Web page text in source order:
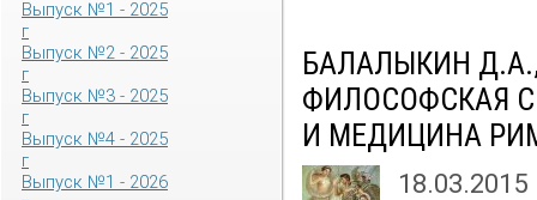
Выпуск №1 - 2025
г
Выпуск №2 - 2025
г
Выпуск №3 - 2025
г
Выпуск №4 - 2025
г
Выпуск №1 - 2026
БАЛАЛЫКИН
ФИЛОСОФСКАЯ
И МЕДИЦИНА
18.03.2015